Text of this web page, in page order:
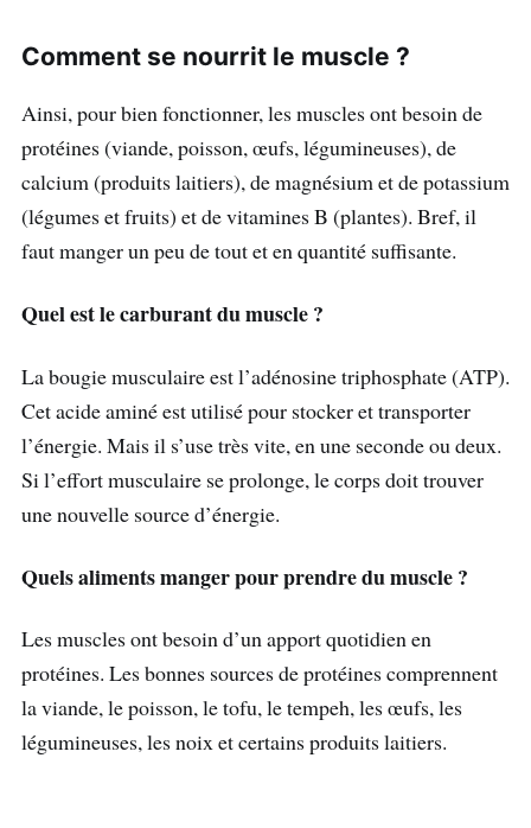
Comment se nourrit le muscle ?
Ainsi, pour bien fonctionner, les muscles ont besoin de
protéines (viande, poisson, œufs, légumineuses), de
calcium (produits laitiers), de magnésium et de potassium
(légumes et fruits) et de vitamines B (plantes). Bref, il
faut manger un peu de tout et en quantité suffisante.
Quel est le carburant du muscle ?
La bougie musculaire est l’adénosine triphosphate (ATP).
Cet acide aminé est utilisé pour stocker et transporter
l’énergie. Mais il s’use très vite, en une seconde ou deux.
Si l’effort musculaire se prolonge, le corps doit trouver
une nouvelle source d’énergie.
Quels aliments manger pour prendre du muscle ?
Les muscles ont besoin d’un apport quotidien en
protéines. Les bonnes sources de protéines comprennent
la viande, le poisson, le tofu, le tempeh, les œufs, les
légumineuses, les noix et certains produits laitiers.